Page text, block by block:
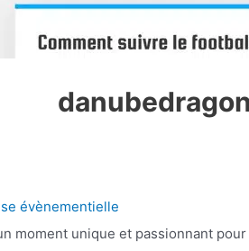
évènementielle
moment unique et passionnant pour